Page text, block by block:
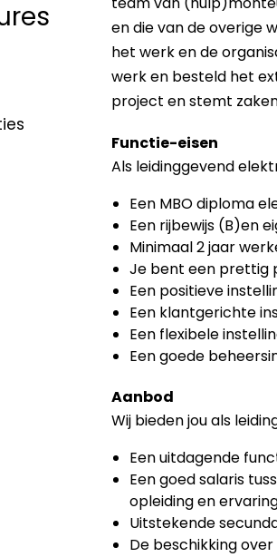
en die van de overige
het werk en de
werk en besteld het
project en stemt
Functie-eisen
Als leidinggevend
Een MBO diploma
Een rijbewijs (B)en
Minimaal 2 jaar
Je bent een prettig
Een positieve
Een klantgerichte
Een flexibele
Een goede
Aanbod
Wij bieden jou als
Een uitdagende
Een goed salaris
opleiding en
Uitstekende
De beschikking